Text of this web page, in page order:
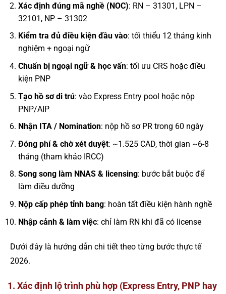
Xác định đúng mã nghề (NOC): RN – 31301, LPN –
32101, NP – 31302
Kiểm tra đủ điều kiện đầu vào: tối thiểu 12 tháng kinh
nghiệm + ngoại ngữ
Chuẩn bị ngoại ngữ & học vấn: tối ưu CRS hoặc điều
kiện PNP
Tạo hồ sơ di trú: vào Express Entry pool hoặc nộp
PNP/AIP
Nhận ITA / Nomination: nộp hồ sơ PR trong 60 ngày
Đóng phí & chờ xét duyệt: ~1.525 CAD, thời gian ~6-8
tháng (tham khảo IRCC)
Song song làm NNAS & licensing: bước bắt buộc để
làm điều dưỡng
Nộp cấp phép tỉnh bang: hoàn tất điều kiện hành nghề
Nhập cảnh & làm việc: chỉ làm RN khi đã có license
Dưới đây là hướng dẫn chi tiết theo từng bước thực tế
2026.
1. Xác định lộ trình phù hợp (Express Entry, PNP hay